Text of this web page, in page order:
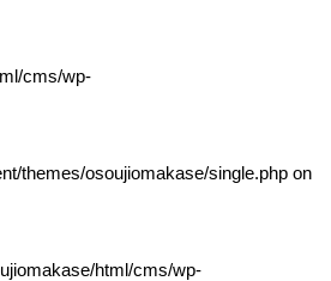
cms/wp-
themes/osoujiomakase/single.phpon
html/cms/wp-